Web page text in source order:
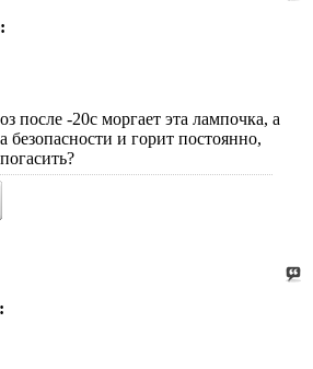
после -20с моргает эта лампочка, а
безопасности и горит постоянно,